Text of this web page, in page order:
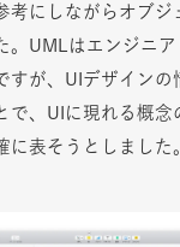
考にしながらオブジ
。UMLはエンジニア
すが、UIデザインの
で、UIに現れる概念
に表そうとしました